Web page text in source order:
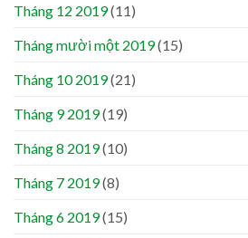
Tháng 12 2019(11)
Tháng mười một 2019(15)
Tháng 10 2019(21)
Tháng 9 2019(19)
Tháng 8 2019(10)
Tháng 7 2019(8)
Tháng 6 2019(15)